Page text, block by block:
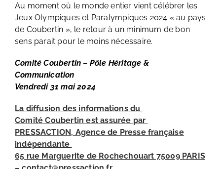
Au moment où le monde entier vient célébrer les
Jeux Olympiques et Paralympiques 2024 « au pays
de Coubertin », le retour à un minimum de bon
sens parait pour le moins nécessaire.
Comité Coubertin – Pôle Héritage &
Communication
Vendredi 31 mai 2024
La diffusion des informations du
Comité Coubertin est assurée par
PRESSACTION, Agence de Presse française
indépendante
65 rue Marguerite de Rochechouart 75009 PARIS